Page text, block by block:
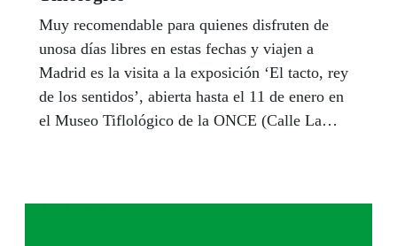
Muy recomendable para quienes disfruten de
unosa días libres en estas fechas y viajen a
Madrid es la visita a la exposición ‘El tacto, rey
de los sentidos’, abierta hasta el 11 de enero en
el Museo Tiflológico de la ONCE (Calle La